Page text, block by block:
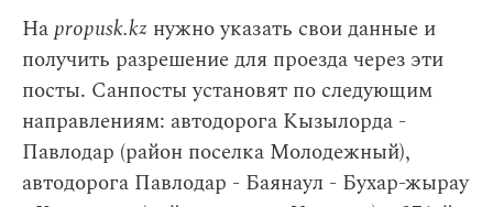
Наpropusk.kz нужно указать свои данные и
получить разрешение для проезда через эти
посты. Санпосты установят по следующим
направлениям: автодорога Кызылорда -
Павлодар (район поселка Молодежный),
автодорога Павлодар - Баянаул - Бухар-жырау